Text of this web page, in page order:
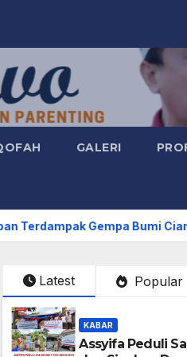
GALERI
Bumi Cianjur
Latest Popular
KABAR
Assyifa Peduli